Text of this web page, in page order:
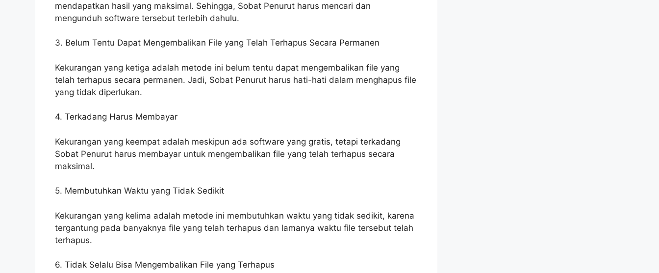
mendapatkan hasil yang maksimal. Sehingga, Sobat Penurut harus mencari dan
mengunduh software tersebut terlebih dahulu.
3. Belum Tentu Dapat Mengembalikan File yang Telah Terhapus Secara Permanen
Kekurangan yang ketiga adalah metode ini belum tentu dapat mengembalikan file yang
telah terhapus secara permanen. Jadi, Sobat Penurut harus hati-hati dalam menghapus file
yang tidak diperlukan.
4. Terkadang Harus Membayar
Kekurangan yang keempat adalah meskipun ada software yang gratis, tetapi terkadang
Sobat Penurut harus membayar untuk mengembalikan file yang telah terhapus secara
maksimal.
5. Membutuhkan Waktu yang Tidak Sedikit
Kekurangan yang kelima adalah metode ini membutuhkan waktu yang tidak sedikit, karena
tergantung pada banyaknya file yang telah terhapus dan lamanya waktu file tersebut telah
terhapus.
6. Tidak Selalu Bisa Mengembalikan File yang Terhapus